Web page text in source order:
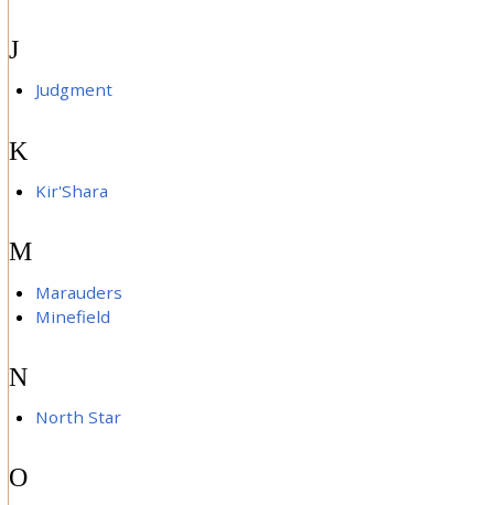
J
Judgment
K
Kir'Shara
M
Marauders
Minefield
N
North Star
O